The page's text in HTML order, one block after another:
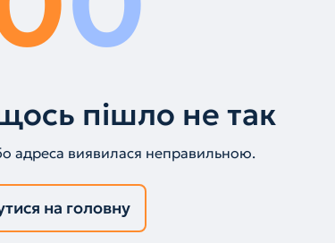
пішло не так
адреса виявилася неправильною.
на головну